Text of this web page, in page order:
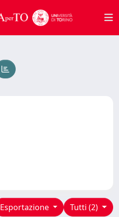
Tutti (2)
Esportazione